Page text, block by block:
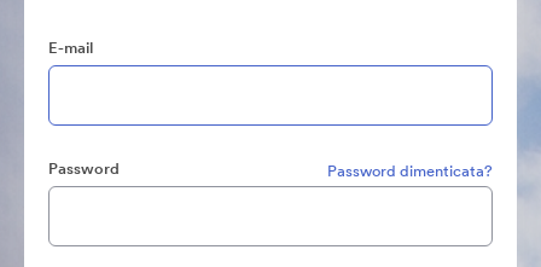
E-mail
Password Password dimenticata?